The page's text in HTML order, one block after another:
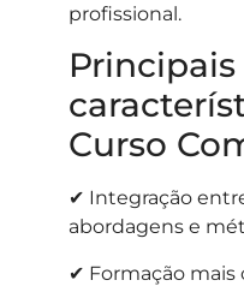
profissional.
Principais
Curso
✔ Integração
abordagens e
✔ Formação